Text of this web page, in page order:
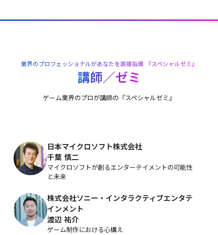
業界のプロフェッショナルがあなたを直接指導 『スペシャルゼミ』
講師／ゼミ
ゲーム業界のプロが講師の『スペシャルゼミ』
日本マイクロソフト株式会社
千葉 慎二
マイクロソフトが創るエンターテイメントの可能性
と未来
株式会社ソニー・インタラクティブエンタテ
インメント
渡辺 祐介
ゲーム制作における心構え